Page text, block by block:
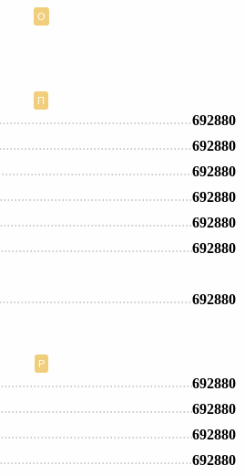
О
П
692880
692880
692880
692880
692880
692880
692880
Р
692880
692880
692880
692880